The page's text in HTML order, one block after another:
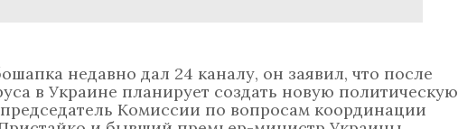
недавно дал 24 каналу, он заявил, что после
в Украине планирует создать новую политическую
Комиссии по вопросам координации